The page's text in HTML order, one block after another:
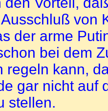
von
der arme
bei dem
regeln kann,
gar nicht auf
stellen.